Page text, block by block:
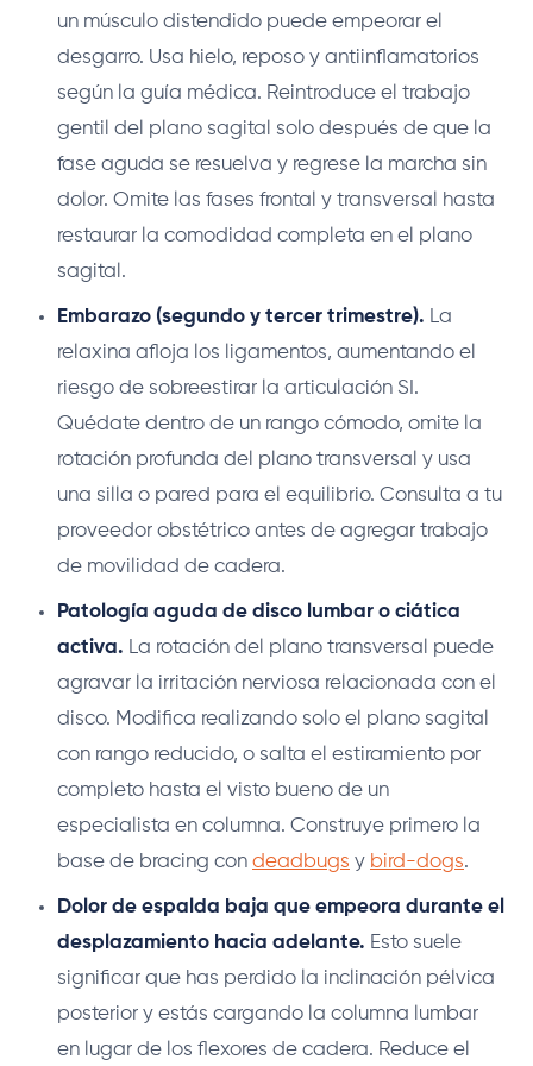
un músculo distendido puede empeorar el
desgarro. Usa hielo, reposo y antiinflamatorios
según la guía médica. Reintroduce el trabajo
gentil del plano sagital solo después de que la
fase aguda se resuelva y regrese la marcha sin
dolor. Omite las fases frontal y transversal hasta
restaurar la comodidad completa en el plano
sagital.
Embarazo (segundo y tercer trimestre). La
relaxina afloja los ligamentos, aumentando el
riesgo de sobreestirar la articulación SI.
Quédate dentro de un rango cómodo, omite la
rotación profunda del plano transversal y usa
una silla o pared para el equilibrio. Consulta a tu
proveedor obstétrico antes de agregar trabajo
de movilidad de cadera.
Patología aguda de disco lumbar o ciática
activa. La rotación del plano transversal puede
agravar la irritación nerviosa relacionada con el
disco. Modifica realizando solo el plano sagital
con rango reducido, o salta el estiramiento por
completo hasta el visto bueno de un
especialista en columna. Construye primero la
base de bracing con deadbugs y bird-dogs.
Dolor de espalda baja que empeora durante el
desplazamiento hacia adelante. Esto suele
significar que has perdido la inclinación pélvica
posterior y estás cargando la columna lumbar
en lugar de los flexores de cadera. Reduce el